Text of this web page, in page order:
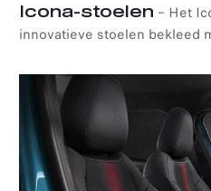
Icona-stoelen – Het
innovatieve stoelen bekleed
het Biscione-embleem.